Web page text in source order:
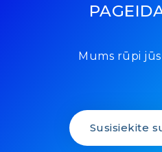
Mums rūpi
Susisiekite